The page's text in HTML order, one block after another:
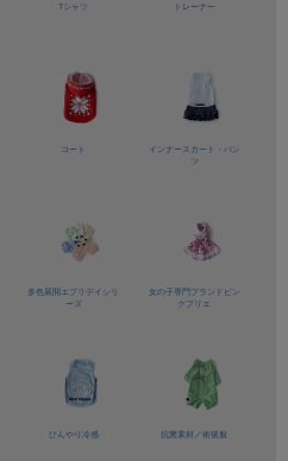
Tシャツ トレーナー
コート
インナースカート・パン
ツ
多色展開 エブリデイシリ
ーズ
女の子専門ブランド ピン
クプリエ
ひんやり冷感 抗菌素材／術後服